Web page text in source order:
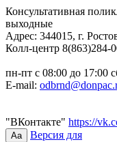
Консультативная
выходные
Адрес: 344015, г.
Колл-центр 8(863)284-
пн-пт с 08:00 до 17:00
E-mail:
"ВКонтакте" https://
Aa
Версия для